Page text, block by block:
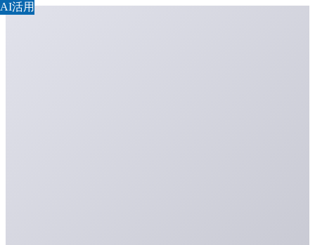
AI活用
AI活用
AI活用
AI活用
AI活用
AI活用
AI活用
AI活用
AI活用